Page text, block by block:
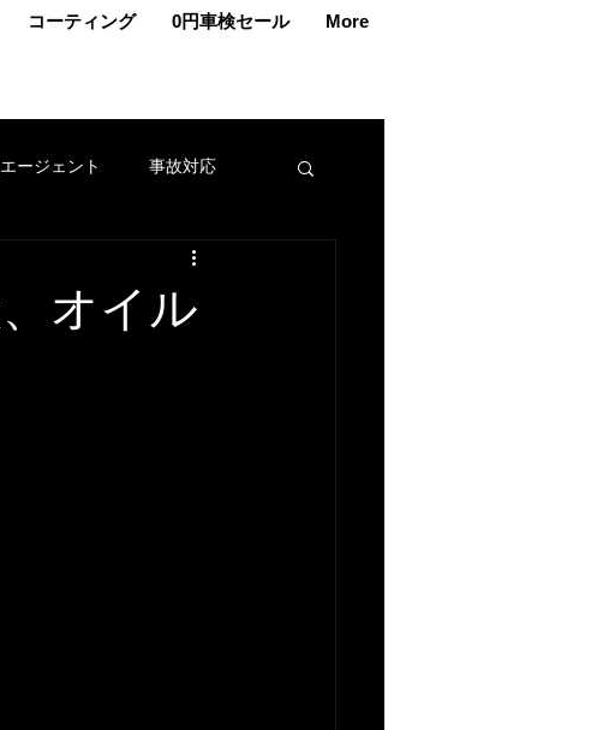
コーティング 0円車検セール More
ージェント 事故対応
車メンテナンス
オイル